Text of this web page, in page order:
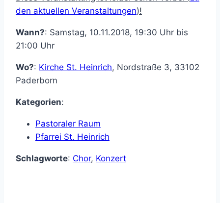
den aktuellen Veranstaltungen)!
Wann?: Samstag, 10.11.2018, 19:30 Uhr bis
21:00 Uhr
Wo?: Kirche St. Heinrich, Nordstraße 3, 33102
Paderborn
Kategorien:
Pastoraler Raum
Pfarrei St. Heinrich
Schlagworte: Chor, Konzert